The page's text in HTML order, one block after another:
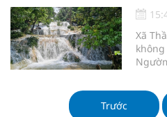
Xã
cảnh
Trước